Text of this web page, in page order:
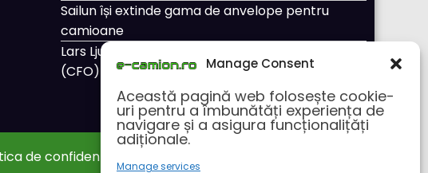
Manage Consent
Această pagină web folosește cookie-
uri pentru a îmbunătăți experiența de
navigare și a asigura funcționalițăți
adiționale.
Manage services
Sailun își extinde gama de anvelope pentru
camioane
Lars Ljungström a fost numit director general
(CFO) pentru cellcentric
de confidentialitate